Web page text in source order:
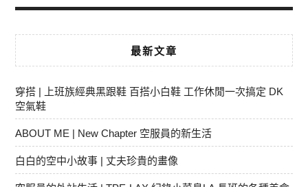
最新文章
穿搭 | 上班族經典黑跟鞋 百搭小白鞋 工作休閒一次搞定 DK
空氣鞋
ABOUT ME | New Chapter 空服員的新生活
白白的空中小故事 | 丈夫珍貴的畫像